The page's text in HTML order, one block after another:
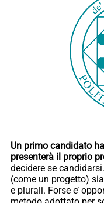
Un primo candidato
presenterà il proprio
decidere se
(come un progetto)
e plurali. Forse e’